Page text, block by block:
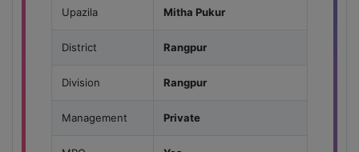
Upazila Mitha Pukur
District Rangpur
Division Rangpur
Management Private